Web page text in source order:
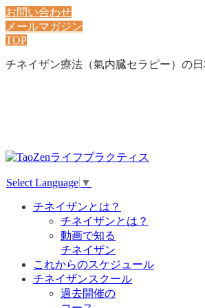
お問い合わせ
メールマガジン
TOP
チネイザン療法（氣内臓セラピー）の
Select Language ▼
チネイザンとは？
チネイザンとは？
動画で知る
チネイザン
これからのスケジュール
チネイザンスクール
過去開催の